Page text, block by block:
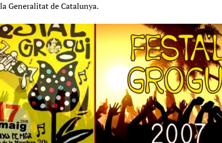
la Generalitat de Catalunya.